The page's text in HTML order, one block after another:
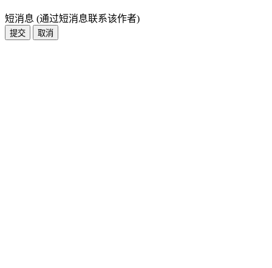
短消息 (通过短消息联系该作者)